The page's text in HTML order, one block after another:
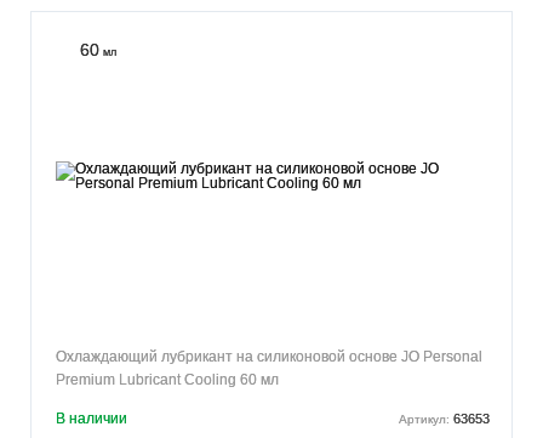
60 мл
Охлаждающий лубрикант на силиконовой основе JO Personal
Premium Lubricant Cooling 60 мл
В наличии Артикул: 63653